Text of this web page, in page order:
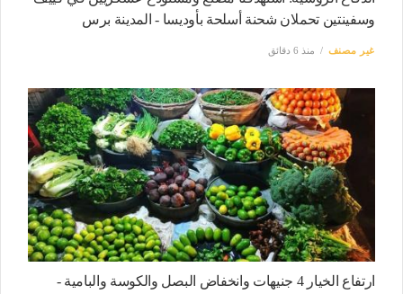
وسفينتين تحملان شحنة أسلحة بأوديسا - المدينة برس
غير مصنف منذ 6 دقائق
ارتفاع الخيار 4 جنيهات وانخفاض البصل والكوسة والبامية -